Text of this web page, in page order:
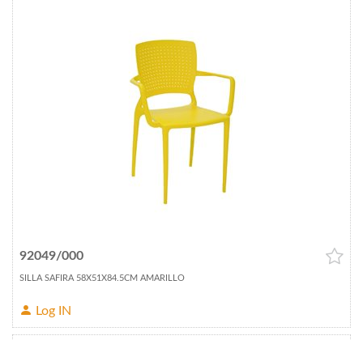
92049/000
SILLA SAFIRA 58X51X84.5CM AMARILLO
Log IN